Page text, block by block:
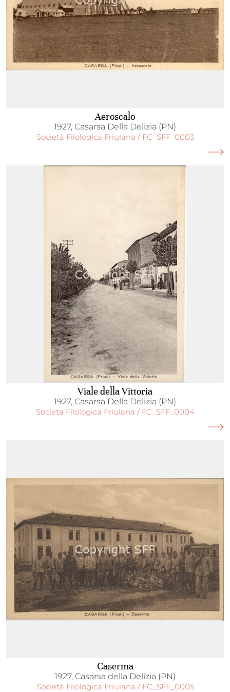
Aeroscalo
1927, Casarsa Della Delizia (PN)
Società Filologica Friulana / FC_SFF_0003
Viale della Vittoria
1927, Casarsa Della Delizia (PN)
Società Filologica Friulana / FC_SFF_0004
Caserma
1927, Casarsa della Delizia (PN)
Società Filologica Friulana / FC_SFF_0005